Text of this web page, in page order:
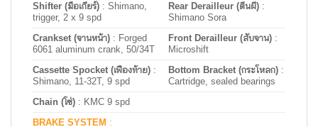
Shifter (มือเกียร์) : Shimano,
trigger, 2 x 9 spd
Rear Derailleur (ตีนผี) :
Shimano Sora
Crankset (จานหน้า) : Forged
6061 aluminum crank, 50/34T
Front Derailleur (สับจาน) :
Microshift
Cassette Spocket (เฟืองท้าย) :
Shimano, 11-32T, 9 spd
Bottom Bracket (กระโหลก) :
Cartridge, sealed bearings
Chain (โซ่) : KMC 9 spd
BRAKE SYSTEM :